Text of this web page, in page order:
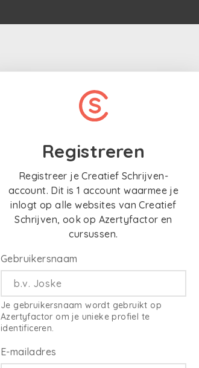
Registreren
Registreer je Creatief Schrijven-
account. Dit is 1 account waarmee je
inlogt op alle websites van Creatief
Schrijven, ook op Azertyfactor en
cursussen.
Gebruikersnaam
Je gebruikersnaam wordt gebruikt op
Azertyfactor om je unieke profiel te
identificeren.
E-mailadres